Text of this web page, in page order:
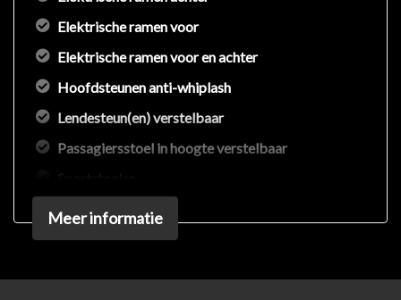
Elektrische ramen voor
Elektrische ramen voor en achter
Hoofdsteunen anti-whiplash
Lendesteun(en) verstelbaar
Passagiersstoel in hoogte verstelbaar
Stuur en versnellingspook (kunst)leder
Stuur verstelbaar
Meer informatie